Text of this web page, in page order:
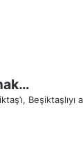
Beşiktaşlıyı